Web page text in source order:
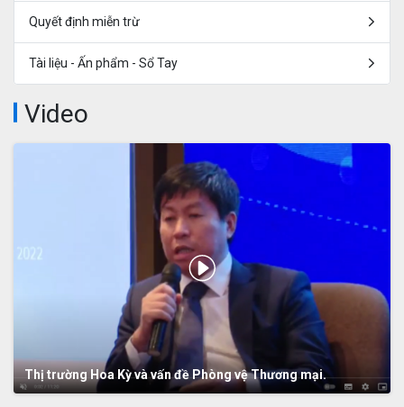
Quyết định miễn trừ
Tài liệu - Ấn phẩm - Sổ Tay
Video
Thị trường Hoa Kỳ và vấn đề Phòng vệ Thương mại.